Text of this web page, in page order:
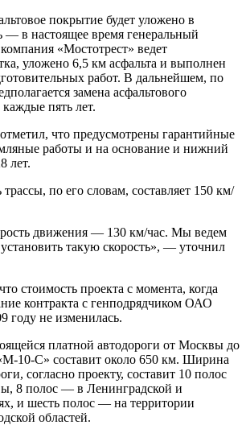
покрытие будет уложено в
— в настоящее время генеральный
«Мостотрест» ведет
уложено 6,5 км асфальта и выполнен
работ. В дальнейшем, по
замена асфальтового
пять лет.
что предусмотрены гарантийные
работы и на основание и нижний
лет.
трассы, по его словам, составляет 150 км/
движения — 130 км/час. Мы ведем
такую скорость», — уточнил
стоимость проекта с момента, когда
контракта с генподрядчиком ОАО
году не изменилась.
платной автодороги от Москвы до
10-С» составит около 650 км. Ширина
согласно проекту, составит 10 полос
8 полос — в Ленинградской и
и шесть полос — на территории
областей.